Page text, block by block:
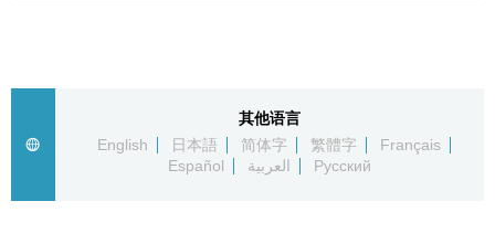
其他语言
English
日本語 简体字 繁體字
Français
Español
العربية Русский